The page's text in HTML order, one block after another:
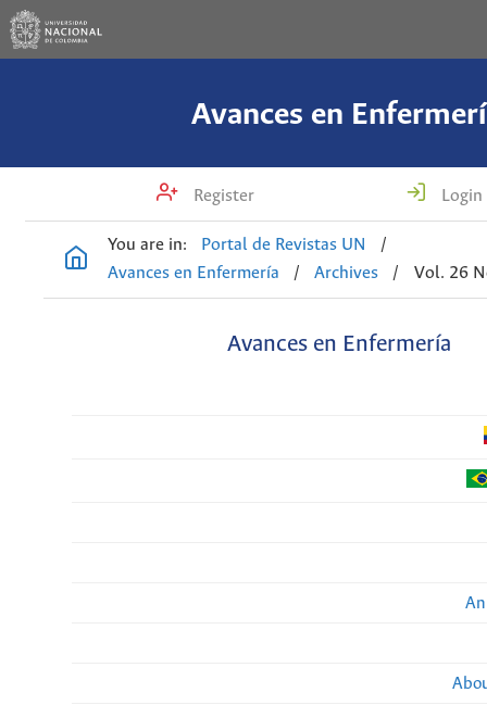
Avances en
Register Login
You are in: Portal de Revistas UN
/
Avances en Enfermería
/ Archives / Vol. 26
Avances en Enfermería